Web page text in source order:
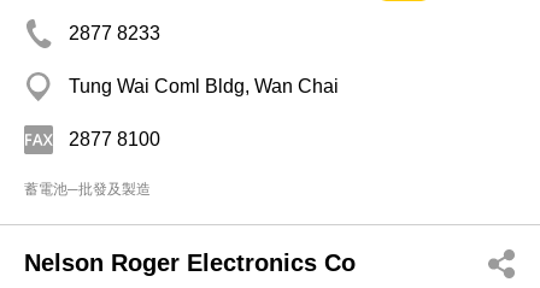
2877 8233
Tung Wai Coml Bldg, Wan Chai
2877 8100
蓄電池─批發及製造
Nelson Roger Electronics Co